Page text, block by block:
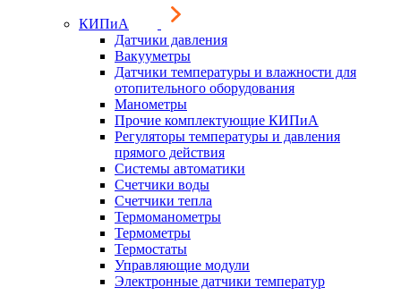
КИПиА
Датчики давления
Вакууметры
Датчики температуры и влажности для
отопительного оборудования
Манометры
Прочие комплектующие КИПиА
Регуляторы температуры и давления
прямого действия
Системы автоматики
Счетчики воды
Счетчики тепла
Термоманометры
Термометры
Термостаты
Управляющие модули
Электронные датчики температур